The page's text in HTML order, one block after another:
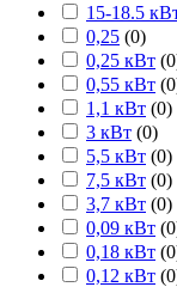
15-18.5
0,25 (0)
0,25 кВт (0
0,55 кВт (0
1,1 кВт (0)
3 кВт (0)
5,5 кВт (0)
7,5 кВт (0)
3,7 кВт (0)
0,09 кВт (0
0,18 кВт (0
0,12 кВт (0